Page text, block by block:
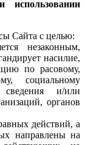
использовании
Сайта с целью:
незаконным,
насилие,
по расовому,
социальному
сведения и/или
органов
действий, а
направлены на